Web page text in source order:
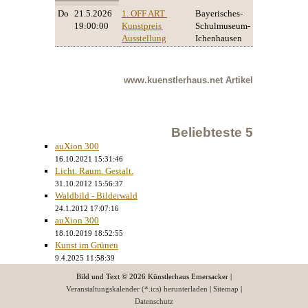
Do 21.5.2026
19:00:00
1. OFF ART
Kunstpreis
Ausstellung
Bayerisches-
Schulmuseum-
Ichenhausen
www.kuenstlerhaus.net Artikel
Beliebteste 5
auXion 300
16.10.2021 15:31:46
Licht. Raum. Gestalt.
31.10.2012 15:56:37
Waldbild - Bilderwald
24.1.2012 17:07:16
auXion 300
18.10.2019 18:52:55
Kunst im Grünen
9.4.2025 11:58:39
Bild und Text © 2026 Künstlerhaus Emersacker |
Veranstaltungskalender (*.ics) herunterladen
Sitemap
Datenschutz